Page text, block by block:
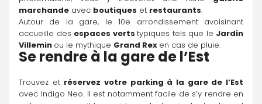
marchande avec boutiques et restaurants.
Autour de la gare, le 10e arrondissement avoisinant
accueille des espaces verts typiques tels que le Jardin
Villemin ou le mythique Grand Rex en cas de pluie.
Se rendre à la gare de l’Est
Trouvez et réservez votre parking à la gare de l’Est
avec Indigo Neo. Il est notamment facile de s’y rendre en